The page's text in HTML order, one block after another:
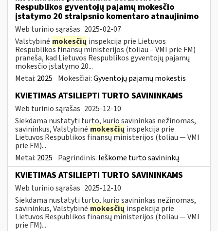
Respublikos gyventojų pajamų mokesčio
įstatymo 20 straipsnio komentaro atnaujinimo
Web turinio sąrašas 2025-02-07
Valstybinė mokesčių inspekcija prie Lietuvos
Respublikos finansų ministerijos (toliau – VMI prie FM)
praneša, kad Lietuvos Respublikos gyventojų pajamų
mokesčio įstatymo 20...
Metai: 2025 Mokesčiai:Gyventojų pajamų mokestis
KVIETIMAS ATSILIEPTI TURTO SAVININKAMS
Web turinio sąrašas 2025-12-10
Siekdama nustatyti turto, kurio savininkas nežinomas,
savininkus, Valstybinė mokesčių inspekcija prie
Lietuvos Respublikos finansų ministerijos (toliau — VMI
prie FM)...
Metai: 2025 Pagrindinis: Ieškome turto savininkų
KVIETIMAS ATSILIEPTI TURTO SAVININKAMS
Web turinio sąrašas 2025-12-10
Siekdama nustatyti turto, kurio savininkas nežinomas,
savininkus, Valstybinė mokesčių inspekcija prie
Lietuvos Respublikos finansų ministerijos (toliau — VMI
prie FM)...